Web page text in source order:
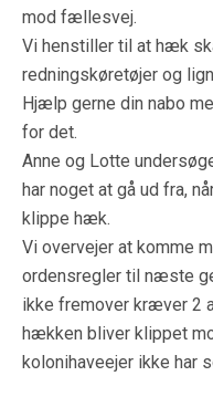
mod fællesvej.
Vi henstiller til at hæk
redningskøretøjer og
Hjælp gerne din nabo
for det.
Anne og Lotte
har noget at gå ud fra,
klippe hæk.
Vi overvejer at komme
ordensregler til næste
ikke fremover kræver 2
hækken bliver klippet
kolonihaveejer ikke har